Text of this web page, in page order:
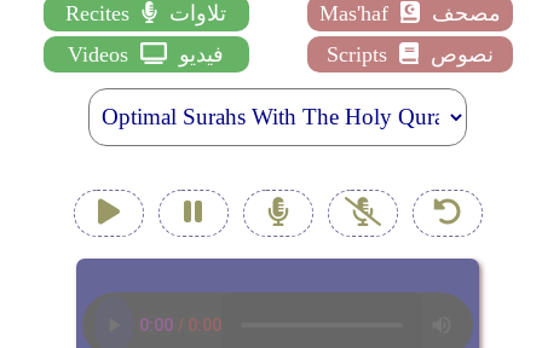
Recites تلاوات Mas'haf
مصحف
Videos
فيديو Scripts نصوص